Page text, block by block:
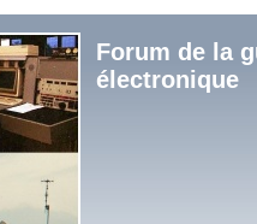
Forum de la
électronique